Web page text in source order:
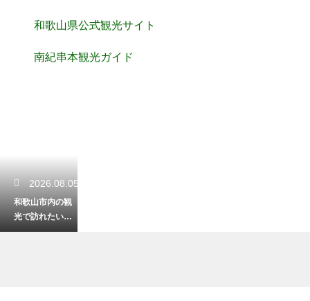
和歌山県公式観光サイト
南紀串本観光ガイド
2026.08.05
和歌山市内の観
光で訪れたい穴
場スポット！静